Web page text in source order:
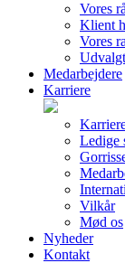
Vores
Klient
Vores
Medarbejdere
Karriere
Ledige
Vilkår
Mød os
Nyheder
Kontakt